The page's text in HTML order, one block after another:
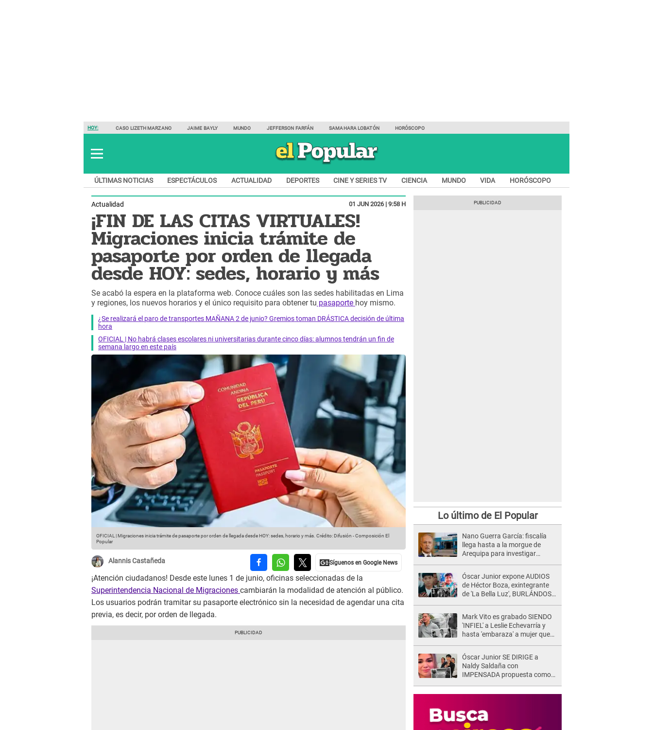
HOY: CASO LIZETH MARZANO JAIME BAYLY MUNDO JEFFERSON FARFÁN SAMAHARA LOBATÓN HORÓSCOPO
ÚLTIMAS NOTICIAS ESPECTÁCULOS ACTUALIDAD DEPORTES CINE Y SERIES TV CIENCIA MUNDO VIDA HORÓSCOPO
Actualidad 01 JUN 2026 | 9:58 H
¡FIN DE LAS CITAS VIRTUALES!
Migraciones inicia trámite de
pasaporte por orden de llegada
desde HOY: sedes, horario y más
Se acabó la espera en la plataforma web. Conoce cuáles son las sedes habilitadas en Lima
y regiones, los nuevos horarios y el único requisito para obtener tu pasaporte hoy mismo.
¿Se realizará el paro de transportes MAÑANA 2 de junio? Gremios toman DRÁSTICA decisión de última
hora
OFICIAL | No habrá clases escolares ni universitarias durante cinco días: alumnos tendrán un fin de
semana largo en este país
OFICIAL | Migraciones inicia trámite de pasaporte por orden de llegada desde HOY: sedes, horario y más. Crédito: Difusión - Composición El
Popular
Alannis Castañeda
¡Atención ciudadanos! Desde este lunes 1 de junio, oficinas seleccionadas de la
Superintendencia Nacional de Migraciones cambiarán la modalidad de atención al público.
Los usuarios podrán tramitar su pasaporte electrónico sin la necesidad de agendar una cita
previa, es decir, por orden de llegada.
Lo último de El Popular
Nano Guerra García: fiscalía
llega hasta a la morgue de
Arequipa para investigar
congresista
Óscar Junior expone AUDIOS
de Héctor Boza, exintegrante
de 'La Bella Luz', BURLÁNDOSE
Mark Vito es grabado SIENDO
'INFIEL' a Leslie Echevarría y
hasta 'embaraza' a mujer que
desgraciado! "
Óscar Junior SE DIRIGE a
Naldy Saldaña con
IMPENSADA propuesta como